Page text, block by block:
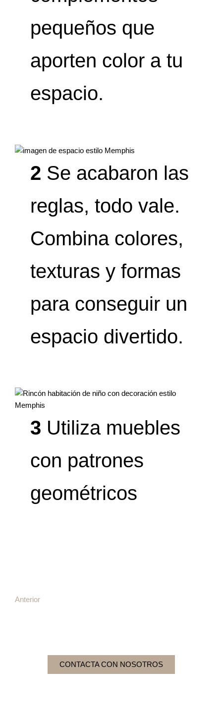
pequeños que
aporten color a tu
espacio.
2 Se acabaron las
reglas, todo vale.
Combina colores,
texturas y formas
para conseguir un
espacio divertido.
3 Utiliza muebles
con patrones
geométricos
Anterior
CONTACTA CON NOSOTROS